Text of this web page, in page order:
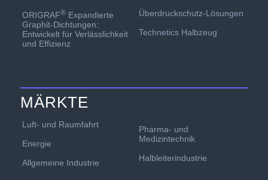
ORIGRAF®Expandierte
Graphit-Dichtungen:
Entwickelt für Verlässlichkeit
und Effizienz
Überdruckschutz-Lösungen
Technetics Halbzeug
MÄRKTE
Luft- und Raumfahrt
Energie
Allgemeine Industrie
Pharma- und
Medizintechnik
Halbleiterindustrie